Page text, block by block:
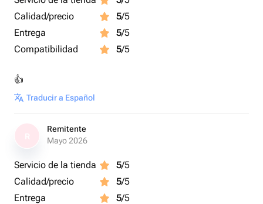
Calidad/precio
5/5
Entrega
5/5
Compatibilidad
5/5
👍
Traducir a Español
Remitente
Mayo 2026
Servicio de la tienda 5/5
Calidad/precio
5/5
Entrega
5/5